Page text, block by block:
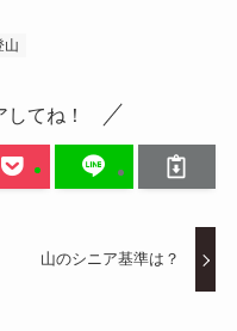
山
てね！
山のシニア基準は？